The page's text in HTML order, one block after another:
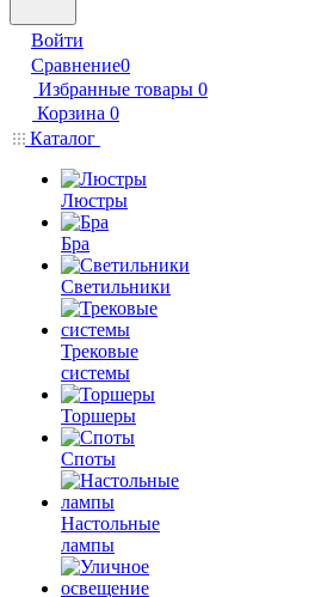
Войти
Сравнение0
Избранные товары 0
Корзина 0
Каталог
Люстры
Бра
Светильники
Трековые
системы
Торшеры
Споты
Настольные
лампы